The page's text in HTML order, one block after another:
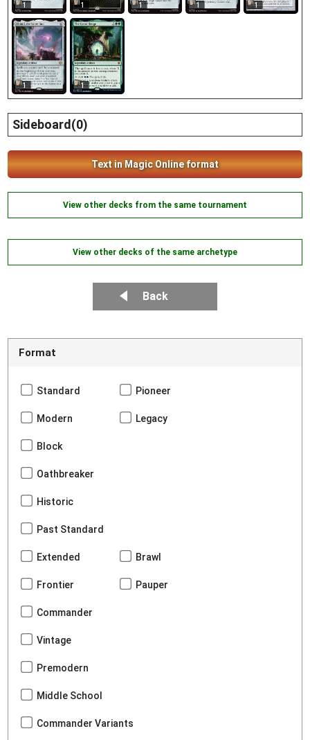
1 1 1 1 1
1 1
Sideboard(0)
Text in Magic Online format
View other decks from the same tournament
View other decks of the same archetype
Back
Format
Standard Pioneer
Modern Legacy
Block
Oathbreaker
Historic
Past Standard
Extended Brawl
Frontier Pauper
Commander
Vintage
Premodern
Middle School
Commander Variants